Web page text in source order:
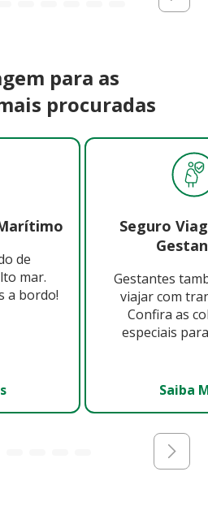
para as
procuradas
de
mar.
a bordo!
Seguro
Gestantes
viajar com
Confira as
especiais
Saiba